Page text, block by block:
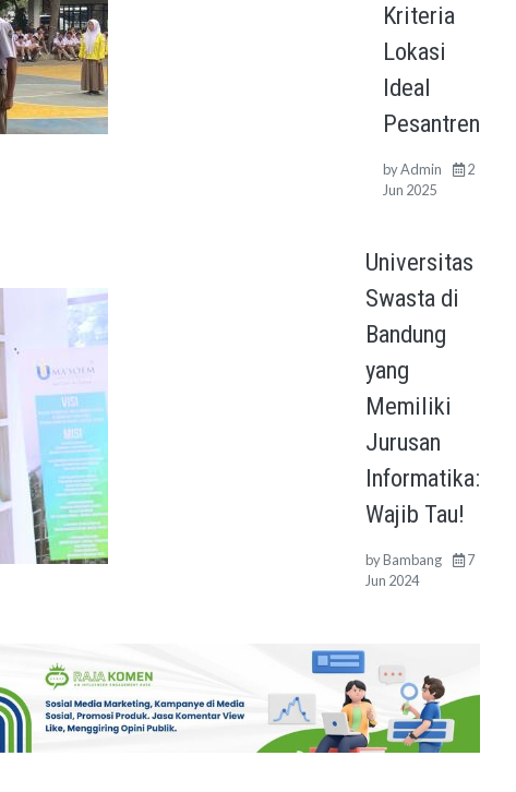
Kriteria
Lokasi
Ideal
Pesantren
byAdmin
2
Jun 2025
Universitas
Swasta di
Bandung
yang
Memiliki
Jurusan
Informatika:
Wajib Tau!
byBambang
7
Jun 2024